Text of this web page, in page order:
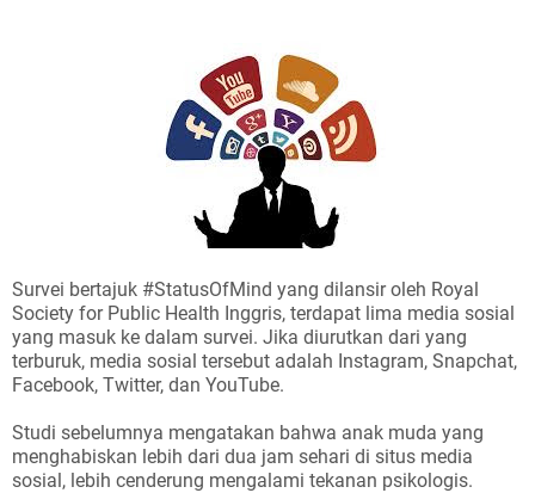
Survei bertajuk #StatusOfMind yang dilansir oleh Royal
Society for Public Health Inggris, terdapat lima media sosial
yang masuk ke dalam survei. Jika diurutkan dari yang
terburuk, media sosial tersebut adalah Instagram, Snapchat,
Facebook, Twitter, dan YouTube.
Studi sebelumnya mengatakan bahwa anak muda yang
menghabiskan lebih dari dua jam sehari di situs media
sosial, lebih cenderung mengalami tekanan psikologis.